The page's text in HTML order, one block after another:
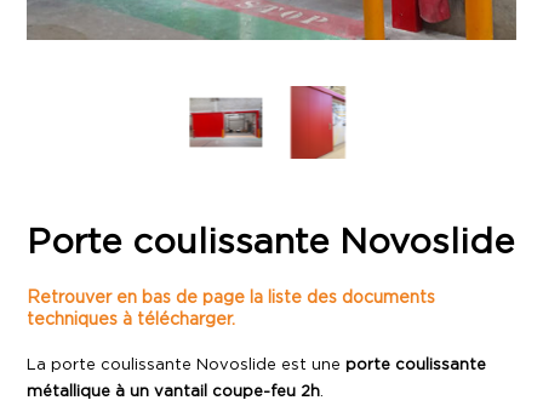
Porte coulissante Novoslide
Retrouver en bas de page la liste des documents
techniques à télécharger.
La porte coulissante Novoslide est une porte coulissante
métallique à un vantail coupe-feu 2h